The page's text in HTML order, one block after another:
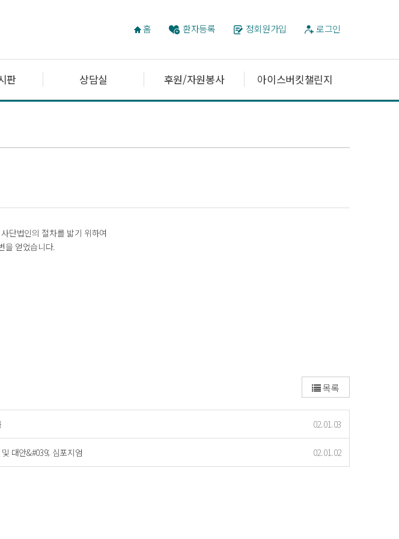
홈 환자등록 정회원가입 로그인
판 상담실 후원/자원봉사 아이스버킷챌린지
단법인의 절차를 밟기 위하여
을 얻었습니다.
목록
02.01.03
대안&#039; 심포지엄 02.01.02